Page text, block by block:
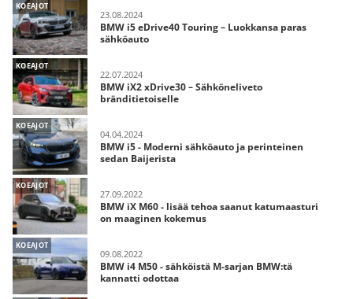
KOEAJOT
23.08.2024
BMW i5 eDrive40 Touring – Luokkansa paras
sähköauto
KOEAJOT
22.07.2024
BMW iX2 xDrive30 – Sähköneliveto
bränditietoiselle
KOEAJOT
04.04.2024
BMW i5 - Moderni sähköauto ja perinteinen
sedan Baijerista
KOEAJOT
27.09.2022
BMW iX M60 - lisää tehoa saanut katumaasturi
on maaginen kokemus
KOEAJOT
09.08.2022
BMW i4 M50 - sähköistä M-sarjan BMW:tä
kannatti odottaa